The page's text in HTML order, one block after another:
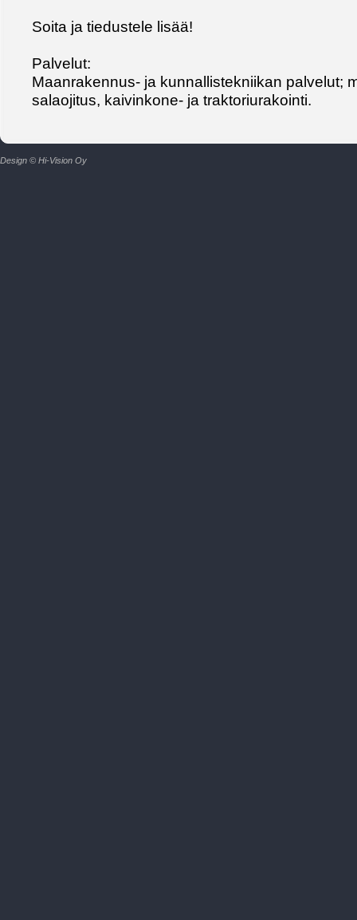
Soita ja tiedustele lisää!
Palvelut:
Maanrakennus- ja kunnallistekniikan palvelut;
salaojitus, kaivinkone- ja traktoriurakointi.
Design © Hi-Vision Oy